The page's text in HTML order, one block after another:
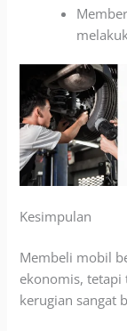
Kesimpulan
Membeli mobil
ekonomis, tetapi
kerugian sangat